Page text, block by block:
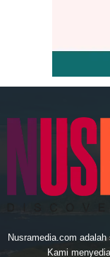
Nusramedia.com
Kami